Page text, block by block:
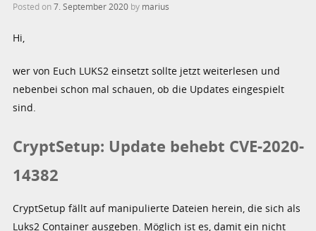
Posted on7. September 2020 by marius
Hi,
wer von Euch LUKS2 einsetzt sollte jetzt weiterlesen und
nebenbei schon mal schauen, ob die Updates eingespielt
sind.
CryptSetup: Update behebt CVE-2020-
14382
CryptSetup fällt auf manipulierte Dateien herein, die sich als
Luks2 Container ausgeben. Möglich ist es, damit ein nicht